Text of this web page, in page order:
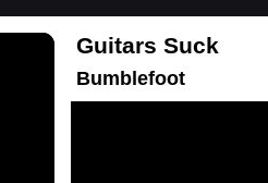
Guitars Suck
Bumblefoot